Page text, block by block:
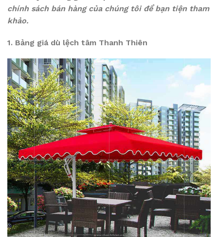
chính sách bán hàng của chúng tôi để bạn tiện tham
khảo.
1. Bảng giá dù lệch tâm Thanh Thiên